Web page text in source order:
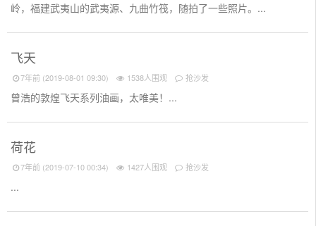
岭，福建武夷山的武夷源、九曲竹筏，随拍了一些照片。...
飞天
7年前 (2019-08-01 09:30) 1538人围观 抢沙发
曾浩的敦煌飞天系列油画，太唯美！...
荷花
7年前 (2019-07-10 00:34) 1427人围观 抢沙发
...